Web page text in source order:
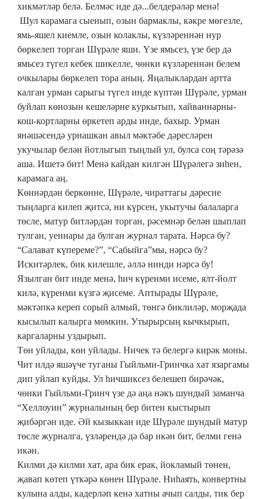
хикмәтләр белә. Белмәс иде дә...белдерәләр менә!
Шул карамага сыенып, озын бармаклы, кәкре мөгезле,
ямь-яшел киемле, озын колаклы, күзләреннән нур
бөркелеп торган Шүрәле яши. Үзе ямьсез, үзе бер дә
ямьсез түгел кебек шикелле, чөнки күзләреннән белем
очкылары бөркелеп тора аның. Яңалыклардан артта
калган урман сарыгы түгел инде күптән Шүрәле, урман
буйлап көнозын кешеләрне куркытып, хайваннарны-
кош-кортларны өркетеп арды инде, бахыр. Урман
янәшәсендә урнашкан авыл мәктәбе дәресләрен
укучылар белән йотлыгып тыңлый ул, булса соң тәрәзә
аша. Ишетә бит! Менә кайдан килгән Шүрәлегә зиһен,
карамага аң.
Көннәрдән беркөнне, Шүрәле, чираттагы дәресне
тыңларга килеп җитсә, ни күрсен, укытучы балаларга
төсле, матур битләрдән торган, рәсемнәр белән шыплап
тулган, уеннары да булган журнал тарата. Нәрсә бу?
“Салават күпереме?”, “Сабыйга”мы, нәрсә бу?
Искитәрлек, бик килешле, әллә нинди нәрсә бу!
Язылган бит инде менә, һич күренми исеме, ялт-йолт
килә, күренми күзгә җисеме. Аптырады Шүрәле,
мәктәпкә кереп сорый алмый, төнгә биклиләр, морҗада
кысылып калырга мөмкин. Утырырсың кычкырып,
каргаларны уздырып.
Төн уйлады, көн уйлады. Ничек тә белергә кирәк моны.
Чит илдә яшәүче туганы Гыйльми-Гринчка хат язаргамы
дип уйлап куйды. Ул һичшиксез белешеп бирәчәк,
чөнки Гыйльми-Гринч үзе дә аңа нәкъ шундый заманча
“Хеллоуин” журналының бер битен кыстырып
җибәргән иде. Әй кызыккан иде Шүрәле шундый матур
төсле журналга, үзләрендә дә бар икән бит, белми генә
икән.
Килми дә килми хат, ара бик ерак, йокламый төнен,
җавап көтеп үткәрә көнен Шүрәле. Ниһаять, конвертны
кулына алды, кадерләп кенә хатны ачып салды, тик бер